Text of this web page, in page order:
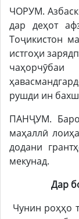
ЧОРУМ.
дар деҳот
Тоҷикистон
истгоҳи
рушди ин
ПАНҶУМ.
маҳаллӣ
додани
мекунад.
Дар
Чунин роҳҳо